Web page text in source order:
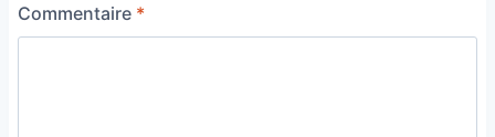
Commentaire *